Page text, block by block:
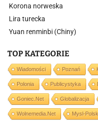
Korona norweska
Lira turecka
Yuan renminbi (Chiny)
TOP KATEGORIE
Wiadomości Poznań
Polonia Publicystyka
Goniec.net Globalizacja
Wolnemedia.net Mysl-